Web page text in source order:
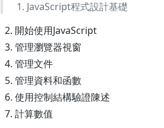
JavaScript程式設計基礎
開始使用JavaScript
管理瀏覽器視窗
管理文件
管理資料和函數
使用控制結構驗證陳述
計算數值